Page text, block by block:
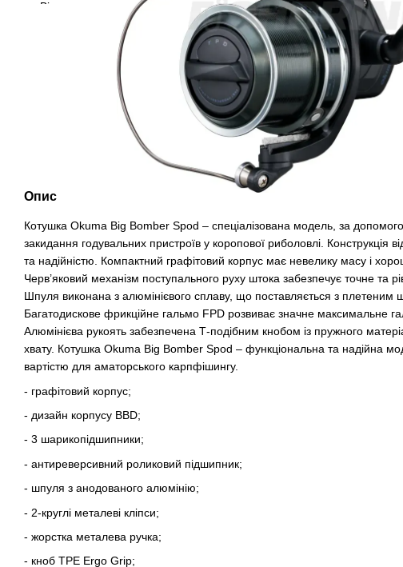
Опис
Котушка Okuma Big Bomber Spod – спеціалізована модель, за
закидання годувальних пристроїв у коропової риболовлі. Конструкція
та надійністю. Компактний графітовий корпус має невелику масу і
Черв’яковий механізм поступального руху штока забезпечує точне та
Шпуля виконана з алюмінієвого сплаву, що поставляється з
Багатодискове фрикційне гальмо FPD розвиває значне максимальне
Алюмінієва рукоять забезпечена Т-подібним кнобом із пружного
хвату. Котушка Okuma Big Bomber Spod – функціональна та надійна
вартістю для аматорського карпфішингу.
- графітовий корпус;
- дизайн корпусу BBD;
- 3 шарикопідшипники;
- антиреверсивний роликовий підшипник;
- шпуля з анодованого алюмінію;
- 2-круглі металеві кліпси;
- жорстка металева ручка;
- кноб TPE Ergo Grip;